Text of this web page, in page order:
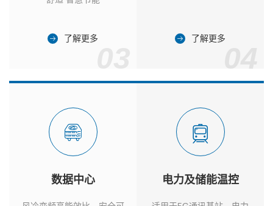
了解更多 了解更多
数据中心 电力及储能温控